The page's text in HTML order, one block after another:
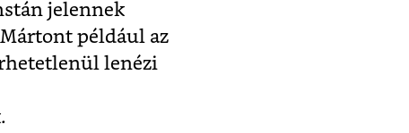
jelennek
például az
lenézi